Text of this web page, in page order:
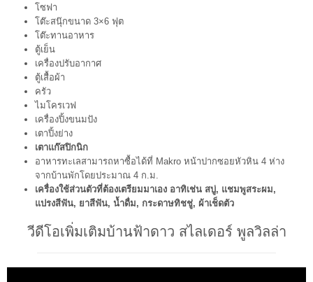
โซฟา
โต๊ะสนุ๊กขนาด 3×6 ฟุต
โต๊ะทานอาหาร
ตู้เย็น
เครื่องปรับอากาศ
ตู้เสื้อผ้า
ครัว
ไมโครเวฟ
เครื่องปิ้งขนมปัง
เตาปิ้งย่าง
เตาแก๊สปิกนิก
อาหารทะเลสามารถหาซื้อได้ที่ Makro หน้าปากซอยหัวหิน 4 ห่าง
จากบ้านพักโดยประมาณ 4 ก.ม.
เครื่องใช้ส่วนตัวที่ต้องเตรียมมาเอง อาทิเช่น สบู่, แชมพูสระผม,
แปรงสีฟัน, ยาสีฟัน, น้ำดื่ม, กระดาษทิชชู่, ผ้าเช็ดตัว
วีดีโอเพิ่มเติมบ้านฟ้าดาว สไลเดอร์ พูลวิลล่า